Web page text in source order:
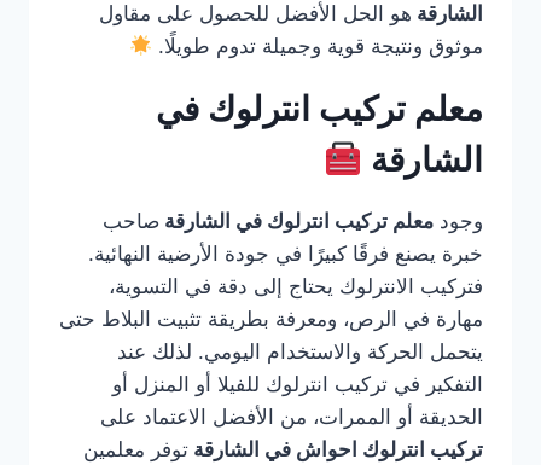
الشارقة هو الحل الأفضل للحصول على مقاول
موثوق ونتيجة قوية وجميلة تدوم طويلًا.
معلم تركيب انترلوك في
الشارقة
وجود معلم تركيب انترلوك في الشارقة صاحب
خبرة يصنع فرقًا كبيرًا في جودة الأرضية النهائية.
فتركيب الانترلوك يحتاج إلى دقة في التسوية،
مهارة في الرص، ومعرفة بطريقة تثبيت البلاط حتى
يتحمل الحركة والاستخدام اليومي. لذلك عند
التفكير في تركيب انترلوك للفيلا أو المنزل أو
الحديقة أو الممرات، من الأفضل الاعتماد على
تركيب انترلوك احواش في الشارقة توفر معلمين